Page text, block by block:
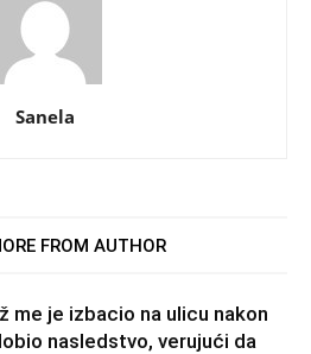
Sanela
FROM AUTHOR
me je izbacio na ulicu nakon
nasledstvo, verujući da